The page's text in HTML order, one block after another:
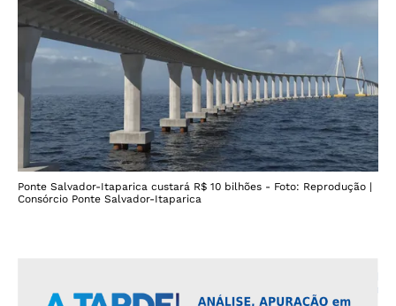
Ponte Salvador-Itaparica custará R$ 10 bilhões - Foto: Reprodução |
Consórcio Ponte Salvador-Itaparica